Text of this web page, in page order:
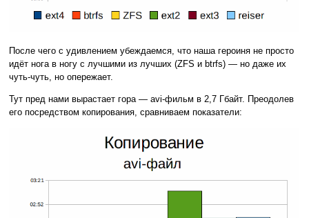
После чего с удивлением убеждаемся, что наша героиня не просто
идёт нога в ногу с лучшими из лучших (ZFS и btrfs) — но даже их
чуть-чуть, но опережает.
Тут пред нами вырастает гора — avi-фильм в 2,7 Гбайт. Преодолев
его посредством копирования, сравниваем показатели: